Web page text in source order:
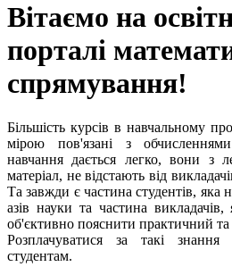
Вітаємо на
порталі
спрямування!
Більшість курсів в навчальному
мірою пов'язані з
навчання дається легко, вони з
матеріал, не відстають від
Та завжди є частина студентів,
азів науки та частина
об'єктивно пояснити практичний та
Розплачуватися за такі
студентам.